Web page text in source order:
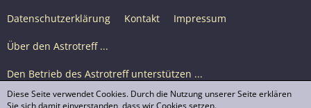
Datenschutzerklärung Kontakt Impressum
Über den Astrotreff ...
Den Betrieb des Astrotreff unterstützen ...
Nutzungsbedingungen
Diese Seite verwendet Cookies. Durch die Nutzung unserer Seite erklären
Sie sich damit einverstanden, dass wir Cookies setzen.